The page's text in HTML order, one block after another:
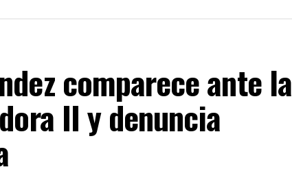
comparece ante la
II y denuncia